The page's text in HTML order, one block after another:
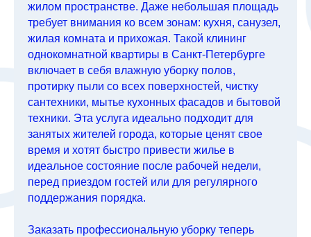
жилом пространстве. Даже небольшая площадь
требует внимания ко всем зонам: кухня, санузел,
жилая комната и прихожая. Такой клининг
однокомнатной квартиры в Санкт-Петербурге
включает в себя влажную уборку полов,
протирку пыли со всех поверхностей, чистку
сантехники, мытье кухонных фасадов и бытовой
техники. Эта услуга идеально подходит для
занятых жителей города, которые ценят свое
время и хотят быстро привести жилье в
идеальное состояние после рабочей недели,
перед приездом гостей или для регулярного
поддержания порядка.
Заказать профессиональную уборку теперь